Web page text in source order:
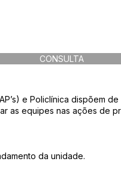
CONSULTA
e Policlínica dispõem
as equipes nas ações de
da unidade.